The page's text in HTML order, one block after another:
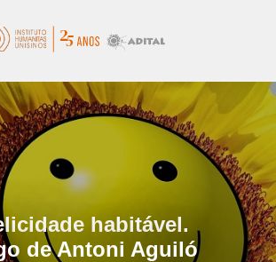
habitável.
de Antoni Aguiló